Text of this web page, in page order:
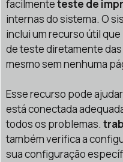
facilmenteteste de
internas do sistema. O
inclui um recurso útil
de teste diretamente
mesmo sem nenhuma
Esse recurso pode
está conectada
todos os problemas.
também verifica a
sua configuração